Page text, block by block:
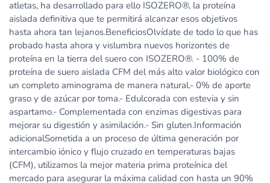
atletas, ha desarrollado para ello ISOZERO®, la proteína
aislada definitiva que te permitirá alcanzar esos objetivos
hasta ahora tan lejanos.BeneficiosOlvídate de todo lo que has
probado hasta ahora y vislumbra nuevos horizontes de
proteína en la tierra del suero con ISOZERO®. - 100% de
proteína de suero aislada CFM del más alto valor biológico con
un completo aminograma de manera natural.- 0% de aporte
graso y de azúcar por toma.- Edulcorada con estevia y sin
aspartamo.- Complementada con enzimas digestivas para
mejorar su digestión y asimilación.- Sin gluten.Información
adicionalSometida a un proceso de última generación por
intercambio iónico y flujo cruzado en temperaturas bajas
(CFM), utilizamos la mejor materia prima proteínica del
mercado para asegurar la máxima calidad con hasta un 90%